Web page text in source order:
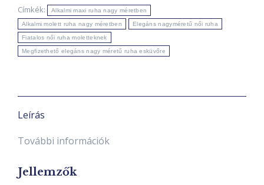
Címkék:
Alkalmi maxi ruha nagy méretben
Alkalmi molett ruha nagy méretben Elegáns nagyméretű női ruha
Fiatalos női ruha moletteknek
Megfizethető elegáns nagy méretű ruha esküvőre
Leírás
További információk
Jellemzők